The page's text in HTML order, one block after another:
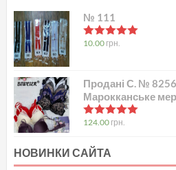
№ 111
в 5.00 з 5
10.00 грн.
Продані С. №
Марокканське
в 5.00з 5
124.00 грн.
НОВИНКИ САЙТА